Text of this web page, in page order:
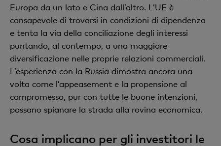
Europa da un lato e Cina dall’altro. L’UE è
consapevole di trovarsi in condizioni di dipendenza
e tenta la via della conciliazione degli interessi
puntando, al contempo, a una maggiore
diversificazione nelle proprie relazioni commerciali.
L’esperienza con la Russia dimostra ancora una
volta come l’appeasement e la propensione al
compromesso, pur con tutte le buone intenzioni,
possano spianare la strada alla rovina economica.
Cosa implicano per gli investitori le